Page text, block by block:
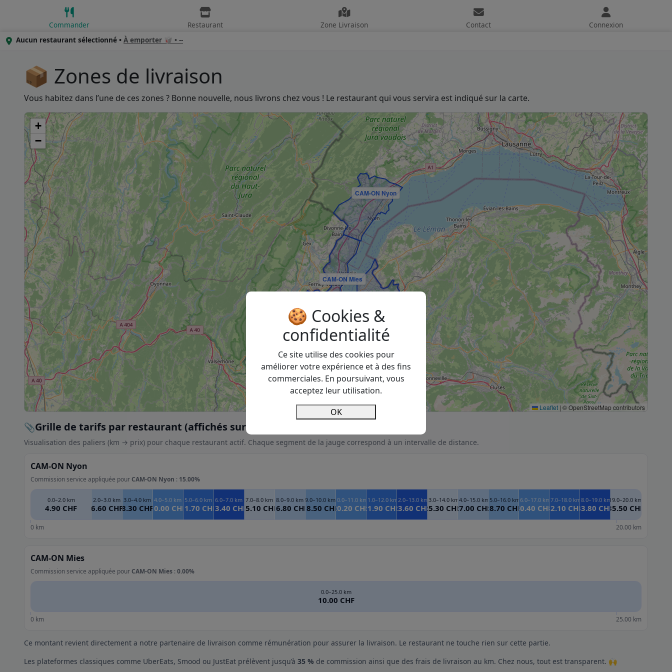
Commander Restaurant Zone Livraison Contact
Connexion
Aucun restaurant sélectionné • À emporter 🥡 • --
🍪 Cookies &
confidentialité
Ce site utilise des cookies pour
améliorer votre expérience et à des fins
commerciales. En poursuivant, vous
acceptez leur utilisation.
OK
📦 Zones de livraison
Vous habitez dans l’une de ces zones ? Bonne nouvelle, nous livrons chez vous ! Le restaurant qui vous servira est indiqué sur la carte.
CAM-ON Nyon
CAM-ON Mies
+
−
Leaflet | © OpenStreetMap contributors
Grille de tarifs par restaurant (affichés sur la carte)
Visualisation des paliers (km → prix) pour chaque restaurant actif. Chaque segment de la jauge correspond à un intervalle de distance.
CAM-ON Nyon
Commission service appliquée pour CAM-ON Nyon : 15.00%
0.0–2.0 km
4.90 CHF
2.0–3.0 km
6.60 CHF
3.0–4.0 km
8.30 CHF
4.0–5.0 km
10.00 CHF
5.0–6.0 km
11.70 CHF
6.0–7.0 km
13.40 CHF
7.0–8.0 km
15.10 CHF
8.0–9.0 km
16.80 CHF
9.0–10.0 km
18.50 CHF
10.0–11.0 km
20.20 CHF
11.0–12.0 km
21.90 CHF
12.0–13.0 km
23.60 CHF
13.0–14.0 km
25.30 CHF
14.0–15.0 km
27.00 CHF
15.0–16.0 km
28.70 CHF
16.0–17.0 km
30.40 CHF
17.0–18.0 km
32.10 CHF
18.0–19.0 km
33.80 CHF
19.0–20.0 km
35.50 CHF
0 km 20.00 km
CAM-ON Mies
Commission service appliquée pour CAM-ON Mies : 0.00%
0.0–25.0 km
10.00 CHF
0 km 25.00 km
Ce montant revient directement a notre partenaire de livraison comme rémunération pour assurer la livraison. Le restaurant ne touche rien sur cette partie.
Les plateformes classiques comme UberEats, Smood ou JustEat prélèvent jusqu’à 35 % de commission ainsi que des frais de livraison au km. Chez nous, tout est transparent. 🙌